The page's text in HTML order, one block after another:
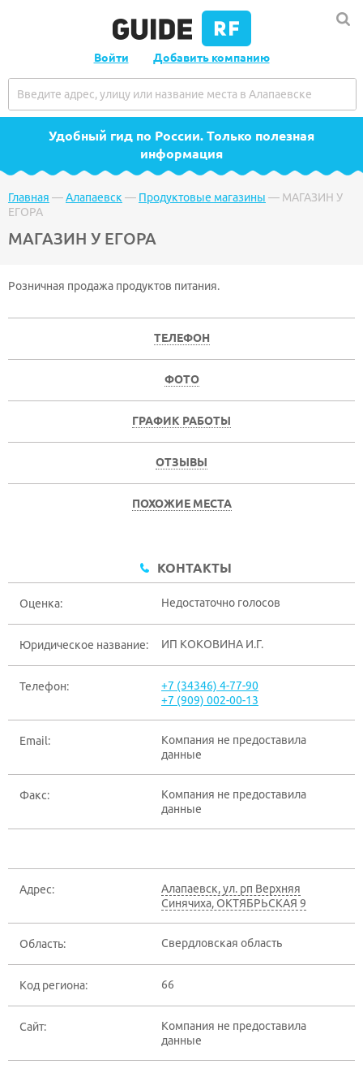
Войти Добавить компанию
Удобный гид по России. Только полезная
информация
Главная —Алапаевск — Продуктовые магазины — МАГАЗИН У
ЕГОРА
МАГАЗИН У ЕГОРА
Розничная продажа продуктов питания.
ТЕЛЕФОН
ФОТО
ГРАФИК РАБОТЫ
ОТЗЫВЫ
ПОХОЖИЕ МЕСТА
КОНТАКТЫ
Оценка: Недостаточно голосов
Юридическое название: ИП КОКОВИНА И.Г.
Телефон:
+7 (34346) 4-77-90
+7 (909) 002-00-13
Email:
Компания не предоставила
данные
Факс:
Компания не предоставила
данные
Адрес: Алапаевск,ул. рп Верхняя
Синячиха, ОКТЯБРЬСКАЯ 9
Область: Свердловская область
Код региона: 66
Сайт:
Компания не предоставила
данные